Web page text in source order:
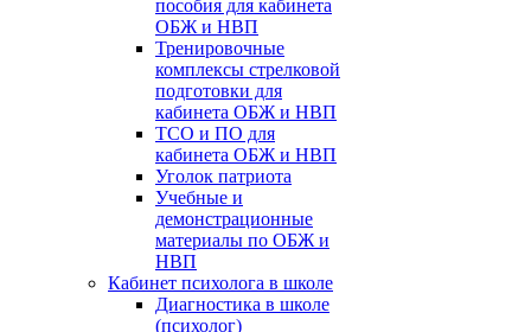
пособия для кабинета
ОБЖ и НВП
Тренировочные
комплексы стрелковой
подготовки для
кабинета ОБЖ и НВП
ТСО и ПО для
кабинета ОБЖ и НВП
Уголок патриота
Учебные и
демонстрационные
материалы по ОБЖ и
НВП
Кабинет психолога в школе
Диагностика в школе
(психолог)